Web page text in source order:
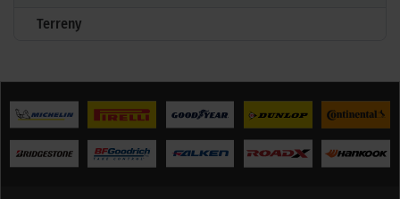
Terreny